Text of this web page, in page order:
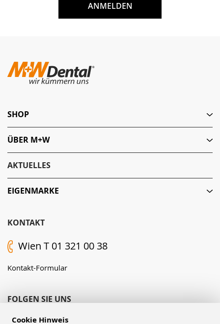
Cookie Hinweis
ANMELDEN
KONTAKT
Wien T 01 321 00 38
Kontakt-Formular
FOLGEN SIE UNS
SHOP
ÜBER M+W
AKTUELLES
EIGENMARKE